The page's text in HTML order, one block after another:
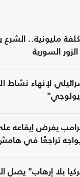
مليونية..
الزور السورية
لإنهاء نشاط
يفرض إيقاعه
تراجعًا في هامش
بلا إرهاب" يصل